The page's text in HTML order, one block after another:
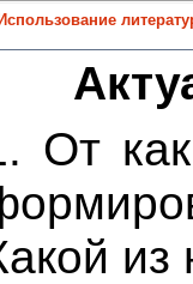
От
из